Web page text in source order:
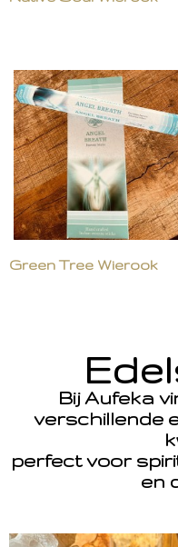
Green Tree Wierook
Bij Aufeka
verschillende
perfect voor
en